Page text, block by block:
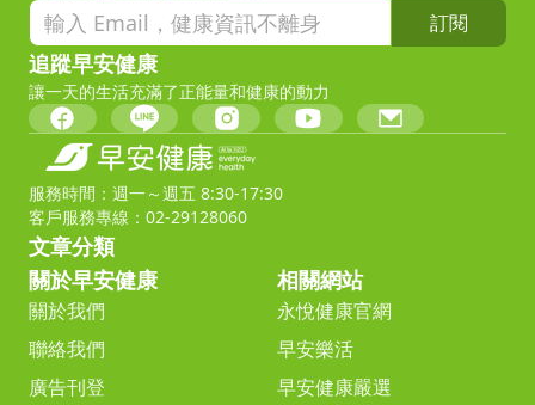
訂閱
追蹤早安健康
讓一天的生活充滿了正能量和健康的動力
服務時間：週一～週五 8:30-17:30
客戶服務專線：02-29128060
文章分類
關於早安健康
關於我們
聯絡我們
廣告刊登
相關網站
永悅健康官網
早安樂活
早安健康嚴選